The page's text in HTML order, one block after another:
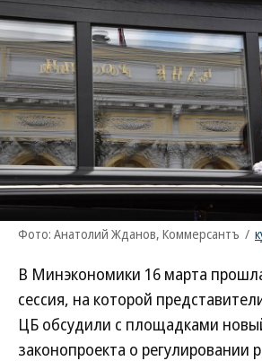
Фото: Анатолий Жданов, Коммерсантъ /
В Минэкономики 16 марта
сессия, на которой
ЦБ обсудили с площадками
законопроекта о регулировании